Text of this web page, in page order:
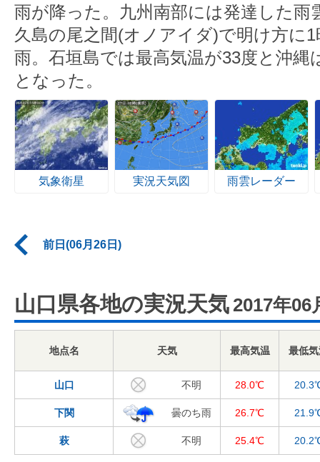
雨が降った。九州南部には発達した雨
久島の尾之間(オノアイダ)で明け方に
雨。石垣島では最高気温が33度と沖縄
となった。
気象衛星 実況天気図 雨雲レーダー
前日(06月26日)
山口県各地の実況天気 2017年06
地点名 天気 最高気温 最低
山口 不明 28.0℃
下関 曇のち雨 26.7℃
萩 不明 25.4℃